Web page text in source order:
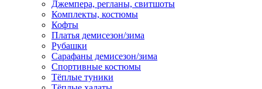
Джемпера, регланы, свитшоты
Комплекты, костюмы
Кофты
Платья демисезон/зима
Рубашки
Сарафаны демисезон/зима
Спортивные костюмы
Тёплые туники